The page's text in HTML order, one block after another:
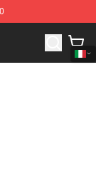
& Airwaves